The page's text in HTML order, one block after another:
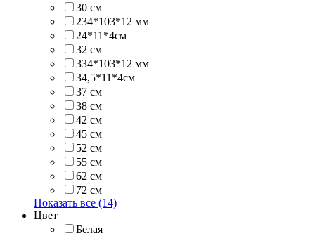
30 см
234*103*12 мм
24*11*4см
32 см
334*103*12 мм
34,5*11*4см
37 см
38 см
42 см
45 см
52 см
55 см
62 см
72 см
Показать все (14)
Цвет
Белая